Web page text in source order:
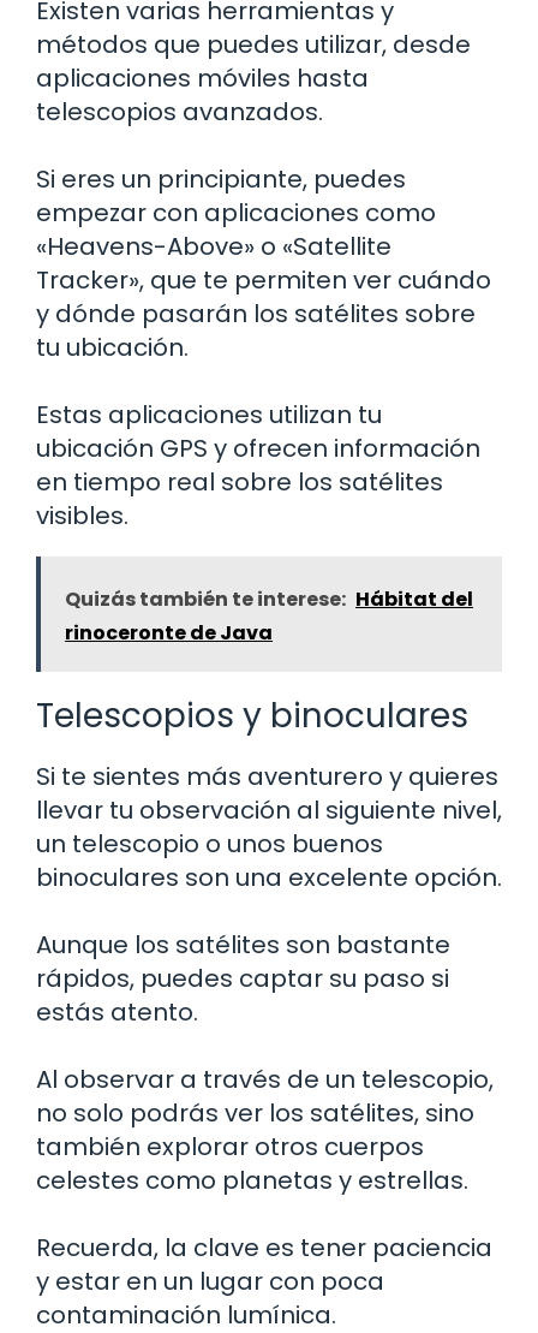
Existen varias herramientas y
métodos que puedes utilizar, desde
aplicaciones móviles hasta
telescopios avanzados.
Si eres un principiante, puedes
empezar con aplicaciones como
«Heavens-Above» o «Satellite
Tracker», que te permiten ver cuándo
y dónde pasarán los satélites sobre
tu ubicación.
Estas aplicaciones utilizan tu
ubicación GPS y ofrecen información
en tiempo real sobre los satélites
visibles.
Quizás también te interese: Hábitat del
rinoceronte de Java
Telescopios y binoculares
Si te sientes más aventurero y quieres
llevar tu observación al siguiente nivel,
un telescopio o unos buenos
binoculares son una excelente opción.
Aunque los satélites son bastante
rápidos, puedes captar su paso si
estás atento.
Al observar a través de un telescopio,
no solo podrás ver los satélites, sino
también explorar otros cuerpos
celestes como planetas y estrellas.
Recuerda, la clave es tener paciencia
y estar en un lugar con poca
contaminación lumínica.